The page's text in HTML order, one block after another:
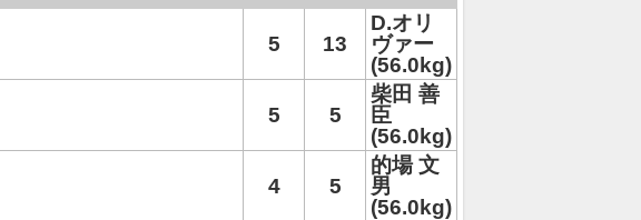
5 13
D.オリ
ヴァー
(56.0kg)
5 5
柴田 善
臣
(56.0kg)
4 5
的場 文
男
(56.0kg)